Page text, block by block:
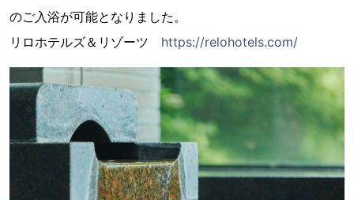
のご入浴が可能となりました。
リロホテルズ＆リゾーツ https://relohotels.com/